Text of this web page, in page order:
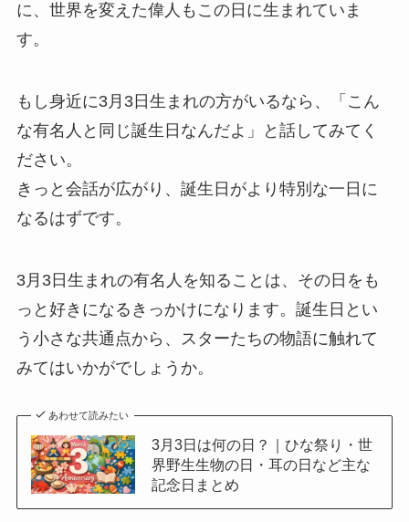
に、世界を変えた偉人もこの日に生まれていま
す。
もし身近に3月3日生まれの方がいるなら、「こん
な有名人と同じ誕生日なんだよ」と話してみてく
ださい。
きっと会話が広がり、誕生日がより特別な一日に
なるはずです。
3月3日生まれの有名人を知ることは、その日をも
っと好きになるきっかけになります。誕生日とい
う小さな共通点から、スターたちの物語に触れて
みてはいかがでしょうか。
あわせて読みたい
3月3日は何の日？｜ひな祭り・世
界野生生物の日・耳の日など主な
記念日まとめ